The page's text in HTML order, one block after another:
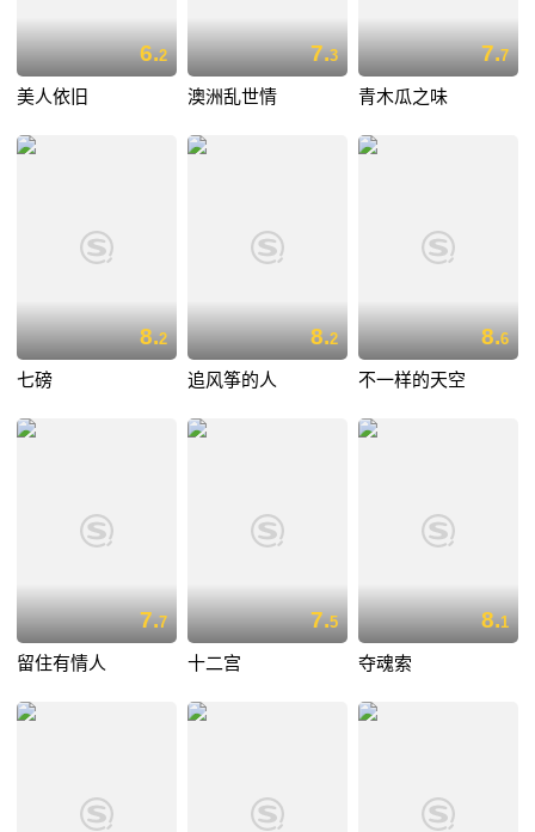
6.2
美人依旧
7.3
澳洲乱世情
7.7
青木瓜之味
8.2
七磅
8.2
追风筝的人
8.6
不一样的天空
7.7
留住有情人
7.5
十二宫
8.1
夺魂索